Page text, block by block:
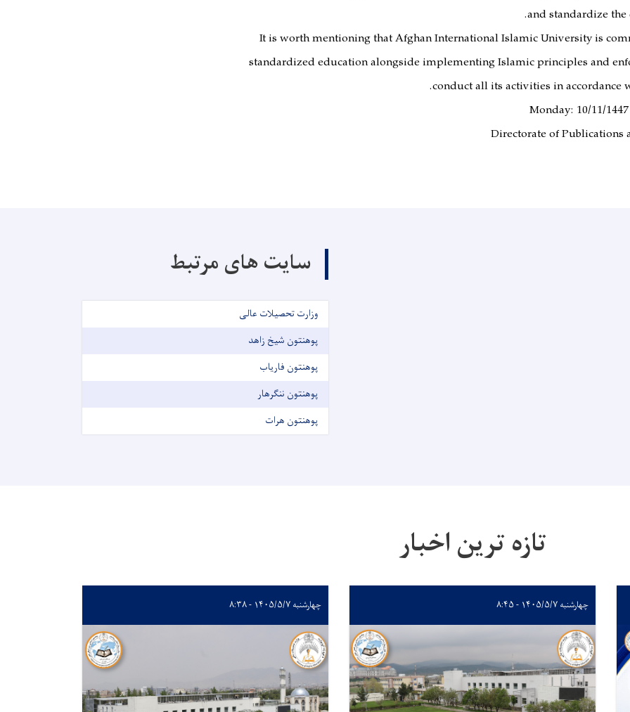
and standardize
It is worth mentioning that Afghan International Islamic University is
standardized education alongside implementing Islamic principles and
conduct all its activities in accordance
Monday: 10/11/
Directorate of Publications
سایت های مرتبط
وزارت تحصیلات عالی
پوهنتون شیخ زاهد
پوهنتون فاریاب
پوهنتون ننگرهار
پوهنتون هرات
تازه ترین اخبار
چهارشنبه ۱۴۰۵/۵/۷ - ۸:۴۵ چهارشنبه ۱۴۰۵/۵/۷ - ۸:۳۸